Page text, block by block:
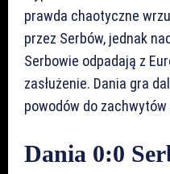
prawda chaotyczne
przez Serbów, jednak
Serbowie odpadają z
zasłużenie. Dania gra
powodów do zachwytów
Dania 0:0